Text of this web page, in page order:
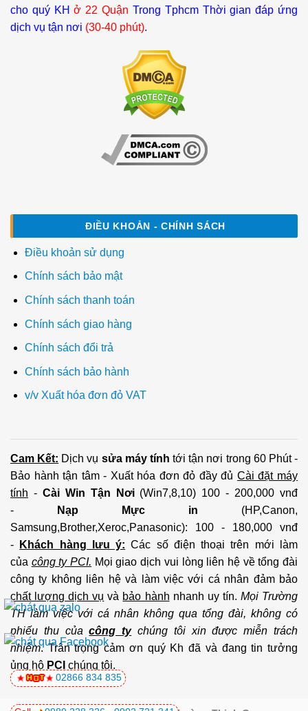
cho quý KHở 22 Quận Trong Tphcm Thời gian đáp ứng
dịch vụ tận nơi (30-40 phút).
ĐIỀU KHOẢN - CHÍNH SÁCH
Điều khoản sử dụng
Chính sách bảo mật
Chính sách thanh toán
Chính sách giao hàng
Chính sách đổi trả
Chính sách bảo hành
v/v Xuất hóa đơn đỏ VAT
Cam Kết: Dịch vụ sửa máy tính tới tận nơi trong 60 Phút -
Bảo hành tận tâm - Xuất hóa đơn đỏ đầy đủ Cài đặt máy
tính - Cài Win Tận Nơi(Win7,8,10) 100 - 200,000 vnđ
-
Nạp Mực in
(HP,Canon,
Samsung,Brother,Xeroc,Panasonic): 100 - 180,000 vnđ
-
Khách hàng lưu ý: Các số điện thoại trên mới làm
của công ty PCI. Mọi giao dịch vui lòng liên hệ về tổng đài
công ty không liên hệ và làm việc với cá nhân đảm bảo
chất lượng dịch vụ và bảo hành nhanh uy tín. Mọi Trường
TH làm việc với cá nhân không qua tổng đài, không có
phiếu thu củacông tychúng tôi xin được miễn trách
nhiệm. Trân trọng cảm ơn quý Kh đã và đang tin tưởng
ủng hộ PCI chúng tôi.
02866 834 835